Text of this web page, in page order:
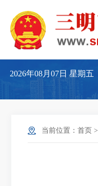
2026年08月07日星期五
当前位置： 首页 >